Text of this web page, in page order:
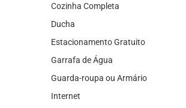
Cozinha Completa
Ducha
Estacionamento Gratuito
Garrafa de Água
Guarda-roupa ou Armário
Internet